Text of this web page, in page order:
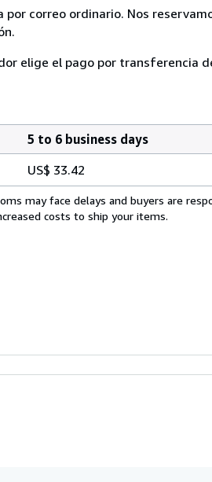
correo ordinario. Nos
elige el pago por transferencia
5 to 6 business days
US$ 33.42
may face delays and buyers are
costs to ship your items.